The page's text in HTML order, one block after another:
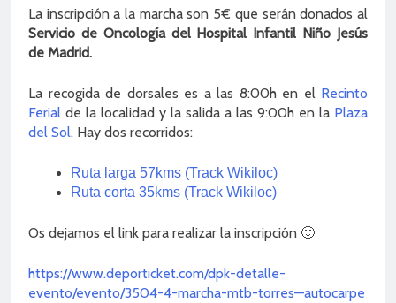
La inscripción a la marcha son 5€ que serán donados al
Servicio de Oncología del Hospital Infantil Niño Jesús
de Madrid.
La recogida de dorsales es a las 8:00h en el Recinto
Ferial de la localidad y la salida a las 9:00h en la Plaza
del Sol. Hay dos recorridos:
Ruta larga 57kms (Track Wikiloc)
Ruta corta 35kms (Track Wikiloc)
Os dejamos el link para realizar la inscripción 🙂
https://www.deporticket.com/dpk-detalle-
evento/evento/3504-4-marcha-mtb-torres—autocarpe